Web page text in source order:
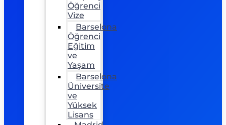
Öğrenci
Vize
Barselona
Öğrenci
Eğitim
ve
Yaşam
Barselona
Üniversite
ve
Yüksek
Lisans